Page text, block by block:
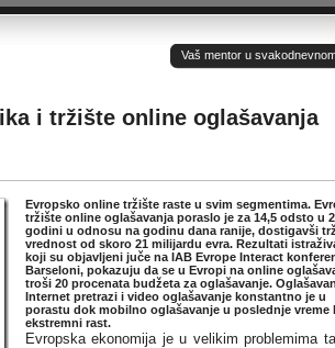
Vaš mentor u
i tržište online oglašavanja
Evropsko online tržište raste u svim segmentima.
tržište online oglašavanja poraslo je za 14,5 odsto u
godini u odnosu na godinu dana ranije, dostigavši
vrednost od skoro 21 milijardu evra. Rezultati
koji su objavljeni juče na IAB Evrope Interact
Barseloni, pokazuju da se u Evropi na online
troši 20 procenata budžeta za oglašavanje.
Internet pretrazi i video oglašavanje konstantno je u
porastu dok mobilno oglašavanje u poslednje vreme
ekstremni rast.
Evropska ekonomija je u velikim problemima